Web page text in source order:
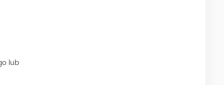
lub